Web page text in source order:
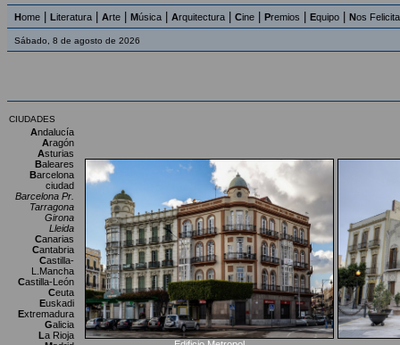
Home Literatura Arte Música Arquitectura Cine Premios Equipo Nos
Sábado, 8 de agosto de 2026
CIUDADES
Andalucía
Aragón
Asturias
Baleares
Barcelona
ciudad
Barcelona Pr.
Tarragona
Girona
Lleida
Canarias
Cantabria
Castilla-
L.Mancha
Castilla-León
Ceuta
Euskadi
Extremadura
Galicia
La Rioja